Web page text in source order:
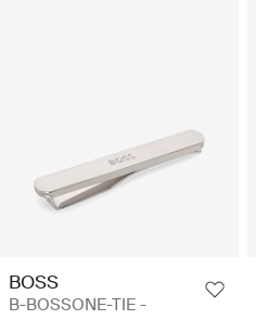
BOSS
B-BOSSONE-TIE -